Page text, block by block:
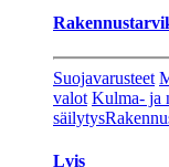
Suojavarusteet
valot Kulma- ja
säilytys
Lvis